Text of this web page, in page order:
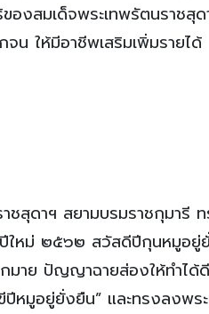
องสมเด็จพระเทพรัตนราช
น ให้มีอาชีพเสริมเพิ่มรายได้
สุดาฯ สยามบรมราชกุมารี
ใหม่ ๒๕๖๒ สวัสดีปีกุนหมูอยู่
กมาย ปัญญาฉายส่องให้ทำไ
หมูอยู่ยั่งยืน” และทรงลงพระ